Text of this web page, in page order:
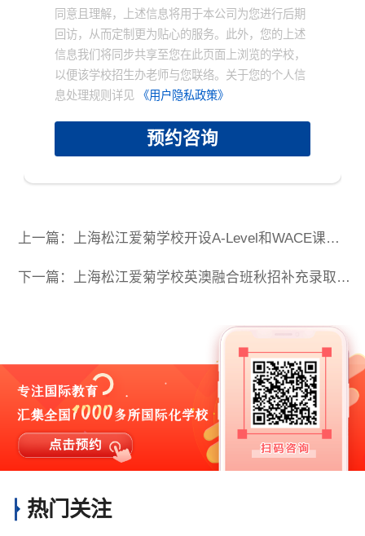
同意且理解，上述信息将用于本公司为您进行后期
回访，从而定制更为贴心的服务。此外，您的上述
信息我们将同步共享至您在此页面上浏览的学校，
以便该学校招生办老师与您联络。关于您的个人信
息处理规则详见
《用户隐私政策》
预约咨询
上一篇：上海松江爱菊学校开设A-Level和WACE课程｜2025招生开启！
下一篇：上海松江爱菊学校英澳融合班秋招补充录取通知！
热门关注